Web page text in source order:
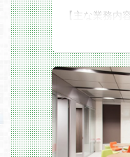
【主な業務内容
おり、法的課
１．法律相談
・ゲームタイ
や助言
・ゲーム販売
景表法、資
護法令調査や助
・個人情報
実施